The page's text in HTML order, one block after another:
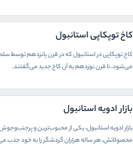
کاخ توپکاپی استانبول
کاخ توپکاپی در استانبول که در قرن پانزدهم توسط
می‌شود، تا قرن نوزدهم به آن کاخ جدید می‌گفتند.
بازار ادویه استانبول
بازار ادویه استانبول، یکی از محبوب‌ترین و
محصولاتش، هر ساله هزاران گردشگر را به خود جذب